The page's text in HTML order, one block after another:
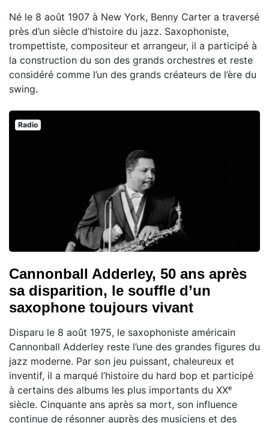
Né le 8 août 1907 à New York, Benny Carter a traversé
près d’un siècle d’histoire du jazz. Saxophoniste,
trompettiste, compositeur et arrangeur, il a participé à
la construction du son des grands orchestres et reste
considéré comme l’un des grands créateurs de l’ère du
swing.
Radio
Cannonball Adderley, 50 ans après
sa disparition, le souffle d’un
saxophone toujours vivant
Disparu le 8 août 1975, le saxophoniste américain
Cannonball Adderley reste l’une des grandes figures du
jazz moderne. Par son jeu puissant, chaleureux et
inventif, il a marqué l’histoire du hard bop et participé
à certains des albums les plus importants du XXᵉ
siècle. Cinquante ans après sa mort, son influence
continue de résonner auprès des musiciens et des